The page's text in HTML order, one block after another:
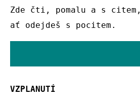
Zde čti, pomalu a s citem,
ať odejdeš s pocitem.
VZPLANUTÍ